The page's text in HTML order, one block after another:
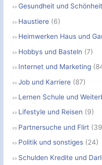
Gesundheit und Schönheit
Haustiere (6)
Heimwerken Haus und
Hobbys und Basteln (7)
Internet und Marketing
Job und Karriere (87)
Lernen Schule und
Lifestyle und Reisen (9)
Partnersuche und Flirt
Politik und sonstiges (24)
Schulden Kredite und